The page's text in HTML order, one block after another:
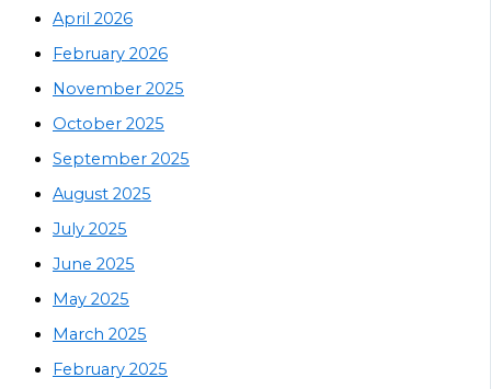
April 2026
February 2026
November 2025
October 2025
September 2025
August 2025
July 2025
June 2025
May 2025
March 2025
February 2025